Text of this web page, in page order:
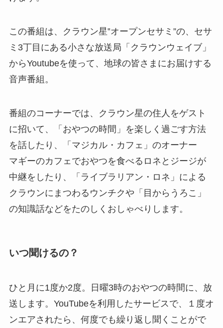
この番組は、クラウン星‟オープンセサミ”の、セサ
ミ3丁目にある小さな放送局「クラウンウェイブ」
からYoutubeを使って、地球の皆さまにお届けする
音声番組。
番組のコーナーでは、クラウン星の住人をゲスト
に招いて、「おやつの時間」を楽しく過ごす方法
を話したり、「マジカル・カフェ」のオーナー
マギーのカフェでおやつを食べるロネとジージが
中継をしたり、「ライブラリアン・ロネ」による
クラウンにまつわるウンチクや「目からうろこ」
の知識話などをたのしくおしゃべりします。
いつ聞けるの？
ひと月に1度か2度。日曜3時のおやつの時間に、放
送します。YouTubeを利用したサービスで、１度オ
ンエアされたら、何度でも繰り返し聞くことがで